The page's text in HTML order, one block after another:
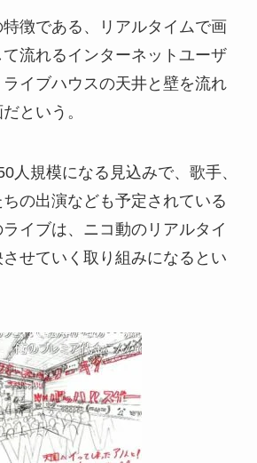
徴である、リアルタイムで画
流れるインターネットユーザ
イブハウスの天井と壁を流れ
という。
人規模になる見込みで、歌手、
の出演なども予定されている
イブは、ニコ動のリアルタイ
せていく取り組みになるとい